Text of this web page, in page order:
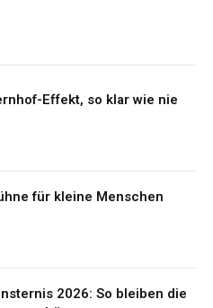
Effekt, so klar wie nie
für kleine Menschen
2026: So bleiben die